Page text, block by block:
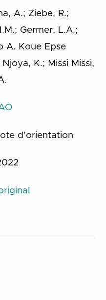
A.; Ziebe, R.;
Germer, L.A.;
A. Koue Epse
K.; Missi Missi,
d’orientation